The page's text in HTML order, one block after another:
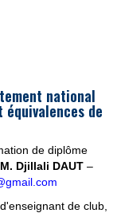
national
de
de diplôme
M. Djillali DAUT –
de club,